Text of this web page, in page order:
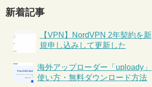
新着記事
【VPN】NordVPN 2年契約を新
規申し込みして更新した
海外アップローダー「uploady」
使い方・無料ダウンロード方法